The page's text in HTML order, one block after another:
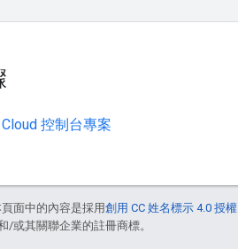
控制台專案
面中的內容是採用創用 CC 姓名標示 4.0 授權
/或其關聯企業的註冊商標。